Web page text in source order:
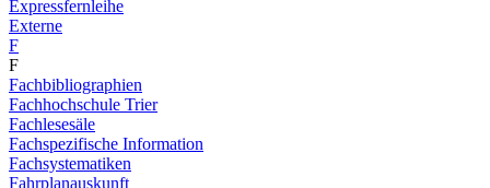
Expressfernleihe
Externe
F
F
Fachbibliographien
Fachhochschule Trier
Fachlesesäle
Fachspezifische Information
Fachsystematiken
Fahrplanauskunft